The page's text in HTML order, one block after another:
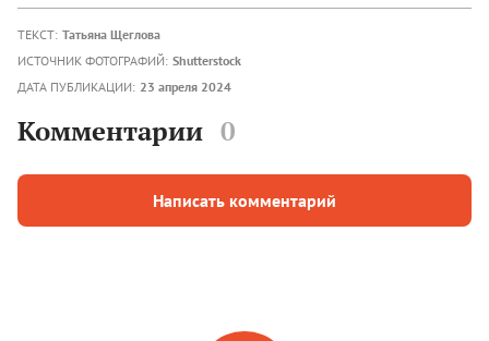
ТЕКСТ: Татьяна Щеглова
ИСТОЧНИК ФОТОГРАФИЙ: Shutterstock
ДАТА ПУБЛИКАЦИИ: 23 апреля 2024
Комментарии 0
Написать комментарий